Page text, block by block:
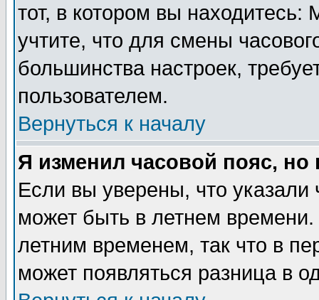
тот, в котором вы
учтите, что для смены
большинства настроек,
пользователем.
Вернуться к началу
Я изменил часовой пояс,
Если вы уверены, что указали
может быть в летнем
летним временем, так что в
может появляться разница в